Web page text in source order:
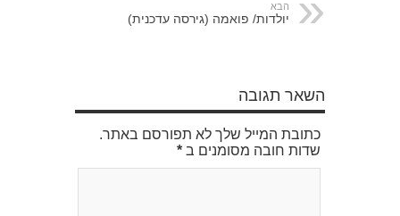
הבא
יולדות/ פואמה (גירסה עדכנית)
השאר תגובה
כתובת המייל שלך לא תפורסם באתר.
שדות חובה מסומנים ב *